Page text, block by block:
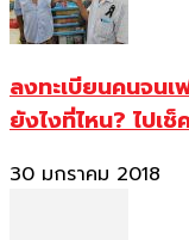
ลงทะเบียนคนจนเ
ยังไงที่ไหน? ไปเช็
30 มกราคม 2018